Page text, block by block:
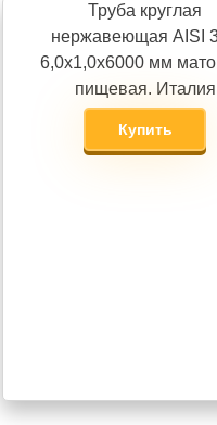
Труба круглая
нержавеющая AISI
6,0х1,0х6000 мм
пищевая. Италия
Купить